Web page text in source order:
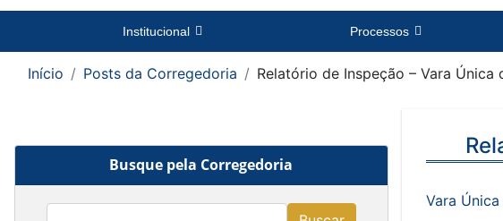
Institucional Processos
Início Posts da Corregedoria Relatório de Inspeção – Vara
Busque pela Corregedoria
Vara